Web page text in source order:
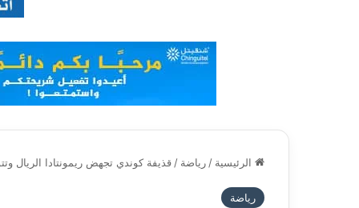
الرئيسية / رياضة / قذيفة كوندي تجهض ريمونتادا الريال
رياضة